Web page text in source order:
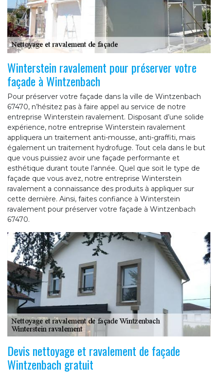
Winterstein ravalement pour préserver votre
façade à Wintzenbach
Pour préserver votre façade dans la ville de Wintzenbach
67470, n’hésitez pas à faire appel au service de notre
entreprise Winterstein ravalement. Disposant d’une solide
expérience, notre entreprise Winterstein ravalement
appliquera un traitement anti-mousse, anti-graffiti, mais
également un traitement hydrofuge. Tout cela dans le but
que vous puissiez avoir une façade performante et
esthétique durant toute l’année. Quel que soit le type de
façade que vous avez, notre entreprise Winterstein
ravalement a connaissance des produits à appliquer sur
cette dernière. Ainsi, faites confiance à Winterstein
ravalement pour préserver votre façade à Wintzenbach
67470.
Devis nettoyage et ravalement de façade
Wintzenbach gratuit